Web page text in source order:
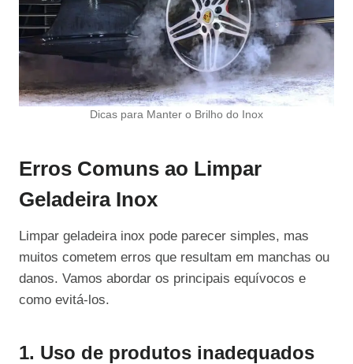
Dicas para Manter o Brilho do Inox
Erros Comuns ao Limpar
Geladeira Inox
Limpar geladeira inox pode parecer simples, mas
muitos cometem erros que resultam em manchas ou
danos. Vamos abordar os principais equívocos e
como evitá-los.
1. Uso de produtos inadequados